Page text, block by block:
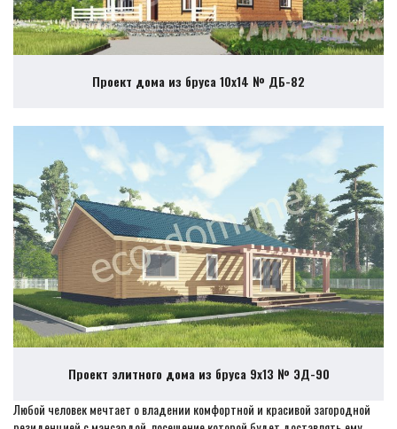
Проект дома из бруса 10х14 № ДБ-82
Проект элитного дома из бруса 9х13 № ЭД-90
Любой человек мечтает о владении комфортной и красивой загородной